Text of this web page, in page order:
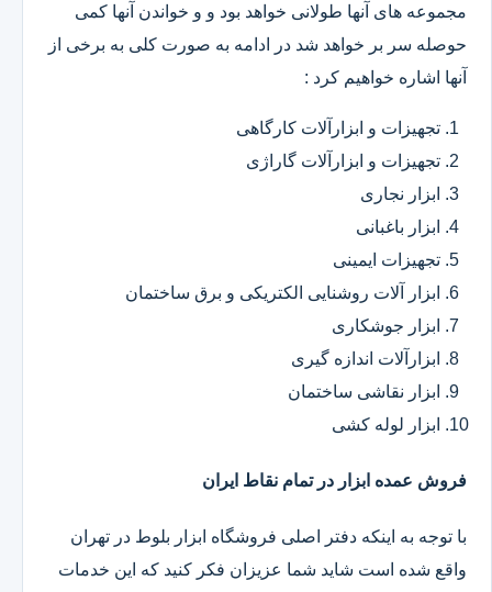
مجموعه های آنها طولانی خواهد بود و و خواندن آنها کمی
حوصله سر بر خواهد شد در ادامه به صورت کلی به برخی از
آنها اشاره خواهیم کرد :
تجهیزات و ابزارآلات کارگاهی
تجهیزات و ابزارآلات گاراژی
ابزار نجاری
ابزار باغبانی
تجهیزات ایمینی
ابزار آلات روشنایی الکتریکی و برق ساختمان
ابزار جوشکاری
ابزارآلات اندازه گیری
ابزار نقاشی ساختمان
ابزار لوله کشی
فروش عمده ابزار در تمام نقاط ایران
با توجه به اینکه دفتر اصلی فروشگاه ابزار بلوط در تهران
واقع شده است شاید شما عزیزان فکر کنید که این خدمات